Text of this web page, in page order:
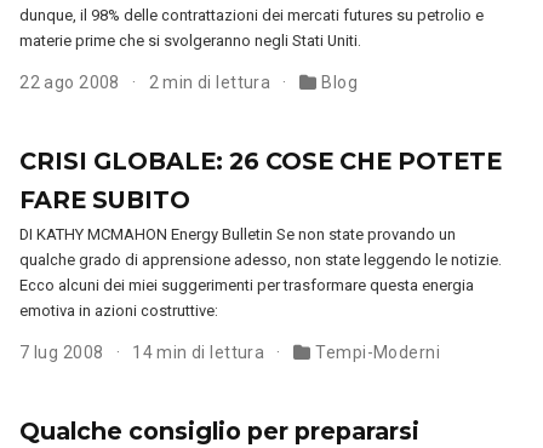
dunque, il 98% delle contrattazioni dei mercati futures su petrolio e
materie prime che si svolgeranno negli Stati Uniti.
22 ago 2008 2 min di lettura Blog
CRISI GLOBALE: 26 COSE CHE POTETE
FARE SUBITO
DI KATHY MCMAHON Energy Bulletin Se non state provando un
qualche grado di apprensione adesso, non state leggendo le notizie.
Ecco alcuni dei miei suggerimenti per trasformare questa energia
emotiva in azioni costruttive:
7 lug 2008 14 min di lettura Tempi-Moderni
Qualche consiglio per prepararsi